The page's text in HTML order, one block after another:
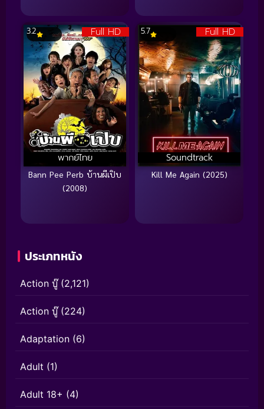
Full HD
พากย์ไทย
3.2
Bann Pee Perb บ้านผีเปิบ
(2008)
Full HD
Soundtrack
5.7
Kill Me Again (2025)
ประเภทหนัง
Action บู๊(2,121)
Action บู๊(224)
Adaptation (6)
Adult (1)
Adult 18+ (4)